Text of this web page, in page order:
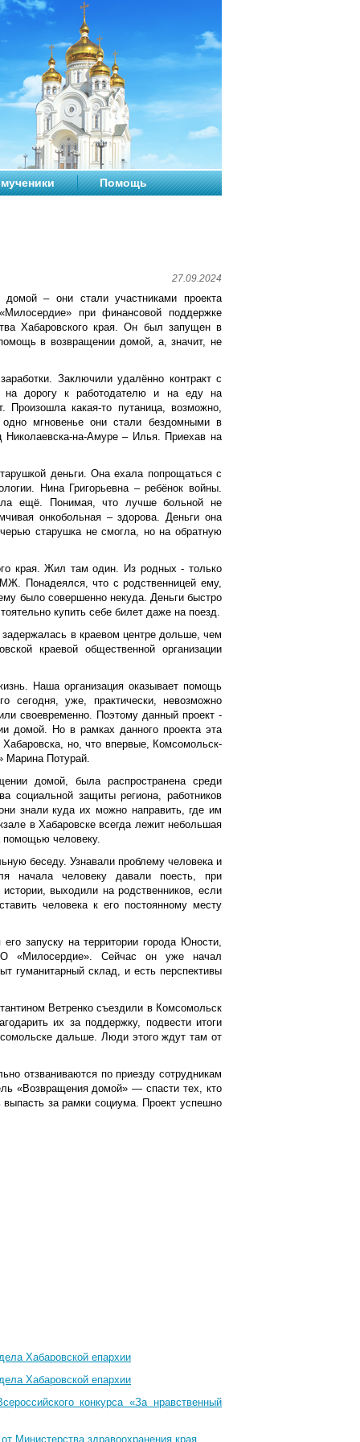
Помощь
27.09.2024
– они стали участниками проекта
при финансовой поддержке
Хабаровского края. Он был запущен в
в возвращении домой, а, значит, не
Заключили удалённо контракт с
на дорогу к работодателю и на еду на
Произошла какая-то путаница, возможно,
мгновенье они стали бездомными в
на-Амуре – Илья. Приехав на
деньги. Она ехала попрощаться с
Нина Григорьевна – ребёнок войны.
ещё. Понимая, что лучше больной не
онкобольная – здорова. Деньги она
старушка не смогла, но на обратную
края. Жил там один. Из родных - только
Понадеялся, что с родственницей ему,
было совершенно некуда. Деньги быстро
купить себе билет даже на поезд.
в краевом центре дольше, чем
краевой общественной организации
Наша организация оказывает помощь
уже, практически, невозможно
своевременно. Поэтому данный проект -
домой. Но в рамках данного проекта эта
но, что впервые, Комсомольск-
Марина Потурай.
домой, была распространена среди
социальной защиты региона, работников
знали куда их можно направить, где им
в Хабаровске всегда лежит небольшая
помощью человеку.
беседу. Узнавали проблему человека и
начала человеку давали поесть, при
выходили на родственников, если
человека к его постоянному месту
запуску на территории города Юности,
«Милосердие». Сейчас он уже начал
гуманитарный склад, и есть перспективы
Ветренко съездили в Комсомольск
их за поддержку, подвести итоги
дальше. Люди этого ждут там от
отзваниваются по приезду сотрудникам
«Возвращения домой» — спасти тех, кто
за рамки социума. Проект успешно
Хабаровской епархии
Хабаровской епархии
конкурса «За нравственный
Министерства здравоохранения края